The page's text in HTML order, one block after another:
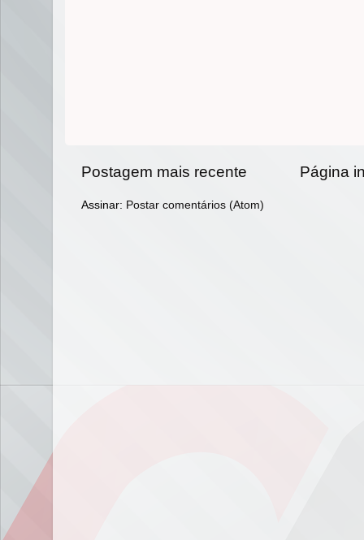
Postagem mais recente Página
Assinar: Postar comentários (Atom)